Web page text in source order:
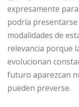
expresamente
podría presentarse
modalidades de
relevancia porque
evolucionan
futuro aparezcan
pueden preverse.